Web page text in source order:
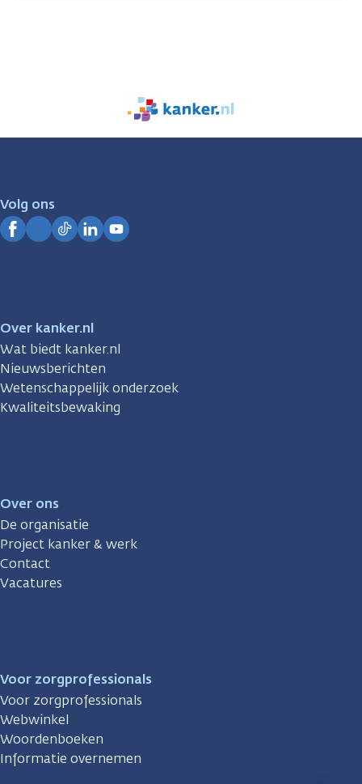
We
zijn
Volg ons
Over kanker.nl
Wat biedt kanker.nl
Nieuwsberichten
Wetenschappelijk onderzoek
Kwaliteitsbewaking
Over ons
De organisatie
Project kanker & werk
Contact
Vacatures
Voor zorgprofessionals
Voor zorgprofessionals
Webwinkel
Woordenboeken
Informatie overnemen